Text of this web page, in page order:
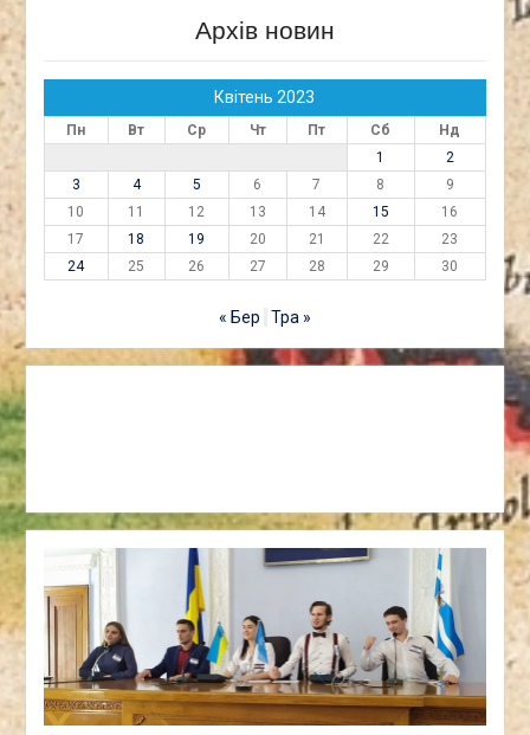
Архів новин
Квітень 2023
Пн Вт Ср Чт Пт Сб
Нд
1
2
3
4 5 6 7 8
9
10
11 12 13 14 15
16
17
18 19 20 21 22
23
24
25 26 27 28 29 30
« Бер Тра »